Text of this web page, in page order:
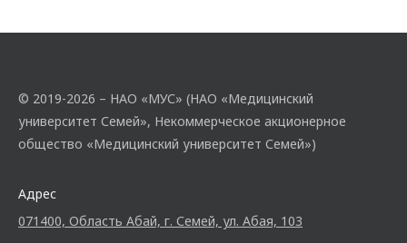
© 2019-2026 – НАО «МУС» (НАО «Медицинский
университет Семей», Некоммерческое акционерное
общество «Медицинский университет Семей»)
Адрес
071400, Область Абай, г. Семей, ул. Абая, 103